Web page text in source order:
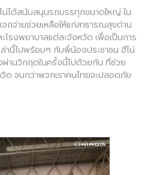
สนุนรถบรรทุกขนาดใหญ่ ใน
กจ่ายช่วยเหลือให้แก่สาธารณสุขด่าน
โรงพยาบาลแต่ละจังหวัด เพื่อเป็นการ
ล่านี้ไปพร้อมๆ กับพี่น้องประชาชน ฮีโน่
ผ่านวิกฤตในครั้งนี้ไปด้วยกัน ที่ช่วย
ด จนกว่าพวกเราคนไทยจะปลอดภัย